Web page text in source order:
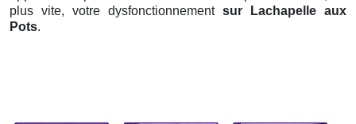
plus vite, votre dysfonctionnement sur Lachapelle aux
Pots.